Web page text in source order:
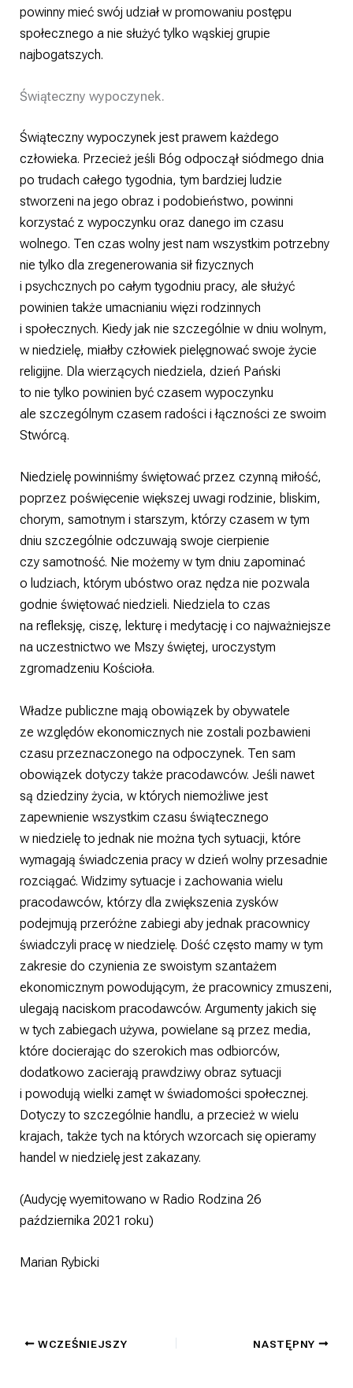
powinny mieć swój udział w promowaniu postępu
społecznego a nie służyć tylko wąskiej grupie
najbogatszych.
Świąteczny wypoczynek.
Świąteczny wypoczynek jest prawem każdego
człowieka. Przecież jeśli Bóg odpoczął siódmego dnia
po trudach całego tygodnia, tym bardziej ludzie
stworzeni na jego obraz i podobieństwo, powinni
korzystać z wypoczynku oraz danego im czasu
wolnego. Ten czas wolny jest nam wszystkim potrzebny
nie tylko dla zregenerowania sił fizycznych
i psychcznych po całym tygodniu pracy, ale służyć
powinien także umacnianiu więzi rodzinnych
i społecznych. Kiedy jak nie szczególnie w dniu wolnym,
w niedzielę, miałby człowiek pielęgnować swoje życie
religijne. Dla wierzących niedziela, dzień Pański
to nie tylko powinien być czasem wypoczynku
ale szczególnym czasem radości i łączności ze swoim
Stwórcą.
Niedzielę powinniśmy świętować przez czynną miłość,
poprzez poświęcenie większej uwagi rodzinie, bliskim,
chorym, samotnym i starszym, którzy czasem w tym
dniu szczególnie odczuwają swoje cierpienie
czy samotność. Nie możemy w tym dniu zapominać
o ludziach, którym ubóstwo oraz nędza nie pozwala
godnie świętować niedzieli. Niedziela to czas
na refleksję, ciszę, lekturę i medytację i co najważniejsze
na uczestnictwo we Mszy świętej, uroczystym
zgromadzeniu Kościoła.
Władze publiczne mają obowiązek by obywatele
ze względów ekonomicznych nie zostali pozbawieni
czasu przeznaczonego na odpoczynek. Ten sam
obowiązek dotyczy także pracodawców. Jeśli nawet
są dziedziny życia, w których niemożliwe jest
zapewnienie wszystkim czasu świątecznego
w niedzielę to jednak nie można tych sytuacji, które
wymagają świadczenia pracy w dzień wolny przesadnie
rozciągać. Widzimy sytuacje i zachowania wielu
pracodawców, którzy dla zwiększenia zysków
podejmują przeróżne zabiegi aby jednak pracownicy
świadczyli pracę w niedzielę. Dość często mamy w tym
zakresie do czynienia ze swoistym szantażem
ekonomicznym powodującym, że pracownicy zmuszeni,
ulegają naciskom pracodawców. Argumenty jakich się
w tych zabiegach używa, powielane są przez media,
które docierając do szerokich mas odbiorców,
dodatkowo zacierają prawdziwy obraz sytuacji
i powodują wielki zamęt w świadomości społecznej.
Dotyczy to szczególnie handlu, a przecież w wielu
krajach, także tych na których wzorcach się opieramy
handel w niedzielę jest zakazany.
(Audycję wyemitowano w Radio Rodzina 26
października 2021 roku)
Marian Rybicki
WCZEŚNIEJSZY NASTĘPNY